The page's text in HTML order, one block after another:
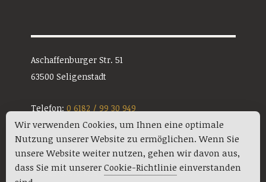
Aschaffenburger Str. 51
63500 Seligenstadt
Telefon: 0 6182 / 99 30 949
E-Mail:info@zumwildenmann.net
© 2026 Gaststätte – Zum Wilden Mann
Wir verwenden Cookies, um Ihnen eine optimale
Nutzung unserer Website zu ermöglichen. Wenn Sie
unsere Website weiter nutzen, gehen wir davon aus,
dass Sie mit unserer Cookie-Richtlinie einverstanden